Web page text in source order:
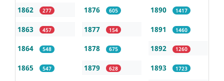
1862 277
1863 457
1864 548
1865 547
1876 605
1877 154
1878 675
1879 628
1890 1417
1891 1460
1892 1260
1893 1723